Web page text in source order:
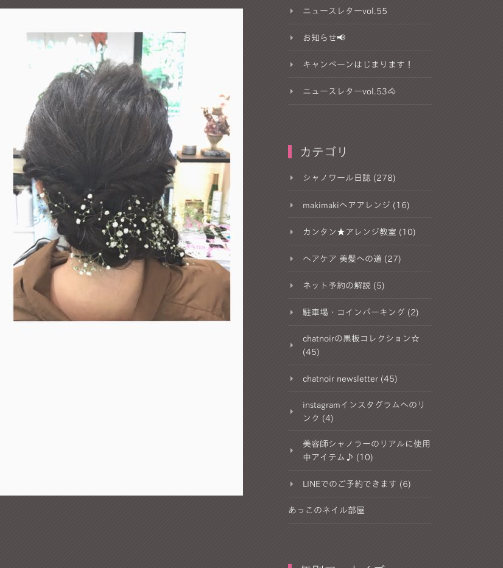
ニュースレターvol.55
お知らせ📢
キャンペーンはじまります！
ニュースレターvol.53🐴
カテゴリ
シャノワール日誌 (278)
makimakiヘアアレンジ (16)
カンタン★アレンジ教室 (10)
ヘアケア 美髪への道 (27)
ネット予約の解説 (5)
駐車場・コインパーキング (2)
chatnoirの黒板コレクション☆
(45)
chatnoir newsletter (45)
instagramインスタグラムへのリ
ンク (4)
美容師シャノラーのリアルに使用
中アイテム♪ (10)
LINEでのご予約できます (6)
あっこのネイル部屋